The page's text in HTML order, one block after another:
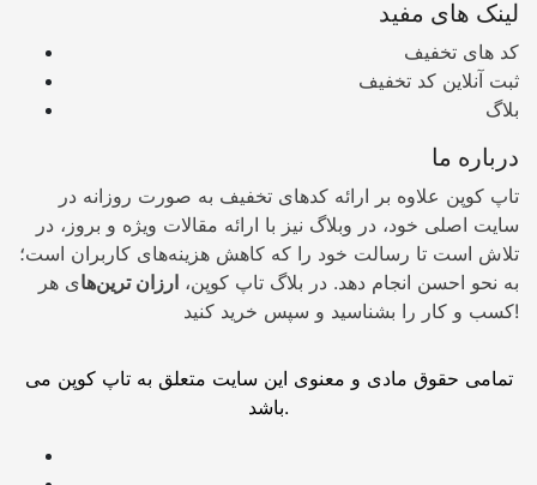
لینک های مفید
کد های تخفیف
ثبت آنلاین کد تخفیف
بلاگ
درباره ما
تاپ کوپن علاوه بر ارائه کدهای تخفیف به صورت روزانه در
سایت اصلی خود، در وبلاگ نیز با ارائه مقالات ویژه و بروز، در
تلاش است تا رسالت خود را که کاهش هزینه‌های کاربران است؛
به نحو احسن انجام دهد. در بلاگ تاپ کوپن، ارزان ترین‌های هر
کسب و کار را بشناسید و سپس خرید کنید!
تمامی حقوق مادی و معنوی این سایت متعلق به تاپ کوپن می
باشد.